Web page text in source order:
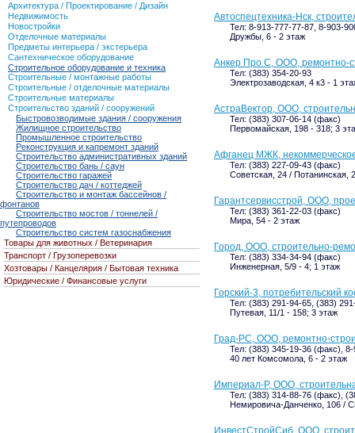
Автоспецтехника-Нск,
Тел: 8-913-777-77-87, 8-903-
Дружбы, 6 - 2 этаж
Анкер Про С, ООО, ремонтно-
Тел: (383) 354-20-93
Электрозаводская, 4 к3 - 1
АстраВектор, ООО,
Тел: (383) 307-06-14 (факс)
Первомайская, 198 - 318; 3
Афганец МЖК,
Тел: (383) 227-09-43 (факс)
Советская, 24 / Потанинская,
Гарантсервисстрой, ООО,
Тел: (383) 361-22-03 (факс)
Мира, 54 - 2 этаж
Город, ООО, строительно-
Тел: (383) 334-34-94 (факс)
Инженерная, 5/9 - 4; 1 этаж
Горский-3, потребительский
Тел: (383) 291-94-65, (383)
Путевая, 11/1 - 158; 3 этаж
Град-РС, ООО, ремонтно-
Тел: (383) 345-19-36 (факс),
40 лет Комсомола, 6 - 2 этаж
Империал-Р, ООО,
Тел: (383) 314-88-76 (факс),
Немировича-Данченко, 106 /
ИнвестСтройСиб, ООО,
Архитектура / Проектирование / Дизайн
Недвижимость
Новостройки
Отделочные материалы
Предметы интерьера / экстерьера
Сантехническое оборудование
Строительное оборудование и техника
Строительные / монтажные работы
Строительные / отделочные материалы
Строительные материалы
Строительство зданий / сооружений
Быстровозводимые здания / сооружения
Жилищное строительство
Промышленное строительство
Реконструкция и капремонт зданий
Строительство административных зданий
Строительство бань / саун
Строительство гаражей
Строительство дач / коттеджей
Строительство и монтаж бассейнов /
фонтанов
Строительство мостов / тоннелей /
путепроводов
Строительство систем газоснабжения
Товары для животных / Ветеринария
Транспорт / Грузоперевозки
Хозтовары / Канцелярия / Бытовая техника
Юридические / Финансовые услуги